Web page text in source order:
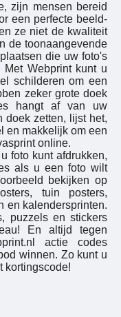
zijn mensen bereid
een perfecte beeld-
ze niet de kwaliteit
de toonaangevende
die uw foto's
Webprint kunt u
schilderen om een
zeker grote doek
hangt af van uw
doek zetten, lijst het,
en makkelijk om een
online.
foto kunt afdrukken,
als u een foto wilt
bekijken op
tuin posters,
en kalendersprinten.
puzzels en stickers
En altijd tegen
actie codes
winnen. Zo kunt u
kortingscode!